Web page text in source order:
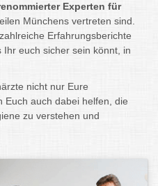
Experten für
Münchens vertreten sind.
Erfahrungsberichte
euch sicher sein könnt, in
nicht nur Eure
Euch auch dabei helfen, die
zu verstehen und